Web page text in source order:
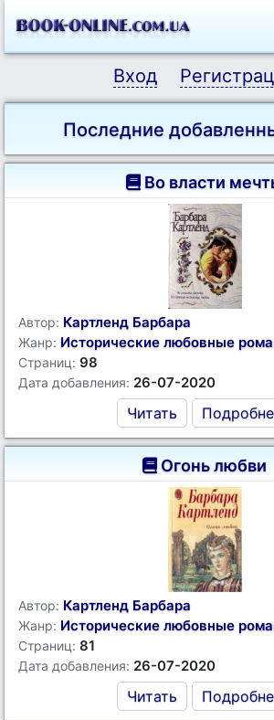
Вход
Последние
Во власти
Автор: Картленд Барбара
Жанр: Исторические любовные
Страниц: 98
Дата добавления: 26-07-2020
Читать
Огонь любви
Автор: Картленд Барбара
Жанр: Исторические любовные
Страниц: 81
Дата добавления: 26-07-2020
Читать